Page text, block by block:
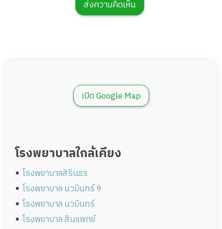
ส่งความคิดเห็น
เปิด Google Map
โรงพยาบาลใกล้เคียง
โรงพยาบาลสิรินธร
โรงพยาบาล นวมินทร์ 9
โรงพยาบาล นวมินทร์
โรงพยาบาล สินแพทย์